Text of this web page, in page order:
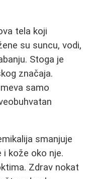
tela koji
su suncu, vodi,
Stoga je
značaja.
samo
smanjuje
kože oko nje.
Zdrav nokat